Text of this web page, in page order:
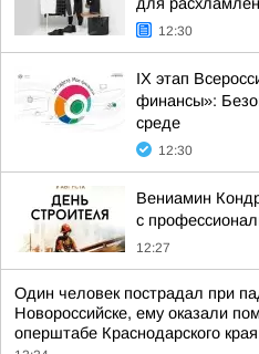
12:30
IX этап
финансы»:
среде
12:30
Вениамин
с
12:27
Один человек пострадал при
Новороссийске, ему оказали
оперштабе Краснодарского